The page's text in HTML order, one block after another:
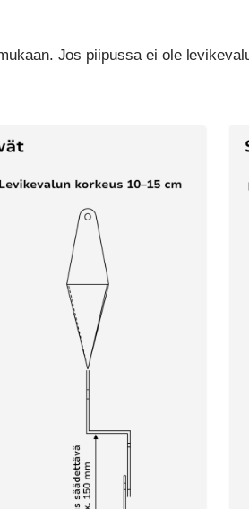
Jos piipussa ei ole